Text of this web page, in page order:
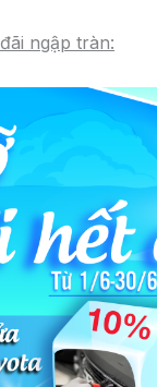
ngập tràn: